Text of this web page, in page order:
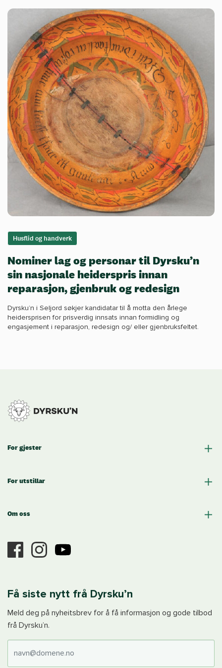
Husflid og handverk
Nominer lag og personar til Dyrsku’n
sin nasjonale heiderspris innan
reparasjon, gjenbruk og redesign
Dyrsku’n i Seljord søkjer kandidatar til å motta den årlege
heidersprisen for prisverdig innsats innan formidling og
engasjement i reparasjon, redesign og/ eller gjenbruksfeltet.
For gjester
For utstillar
Om oss
Få siste nytt frå Dyrsku’n
Meld deg på nyheitsbrev for å få informasjon og gode tilbod
frå Dyrsku’n.